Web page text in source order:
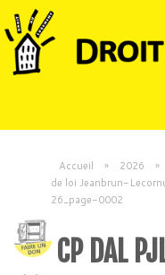
Accueil » 2026 »
de loi Jeanbrun-
26_page-0002
CP DAL